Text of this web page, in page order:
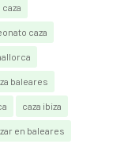
caza
baleares
caza ibiza
en baleares